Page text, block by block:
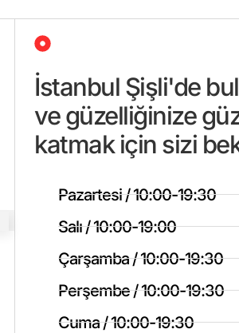
İstanbul Şişli'de
ve güzelliğinize
katmak için sizi
Pazartesi / 10:00-19:30
Salı / 10:00-19:00
Çarşamba / 10:00-19:30
Perşembe / 10:00-19:30
Cuma / 10:00-19:30